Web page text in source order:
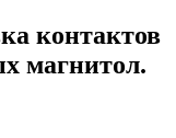
контактов
магнитол.